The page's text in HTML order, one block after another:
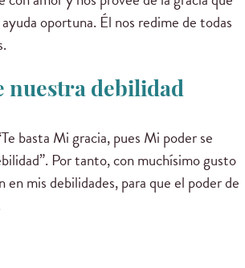
oportuna. Él nos redime de todas
nuestra debilidad
basta Mi gracia, pues Mi poder se
Por tanto, con muchísimo gusto
en mis debilidades, para que el poder de